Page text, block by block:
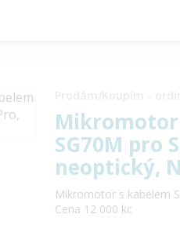
SG70M pro
neoptický,
Mikromotor s kabelem
Cena 12 000 kc